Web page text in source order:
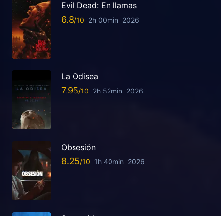
Evil Dead: En llamas
6.8 2h 00min 2026
La Odisea
7.95 2h 52min 2026
Obsesión
8.25 1h 40min 2026